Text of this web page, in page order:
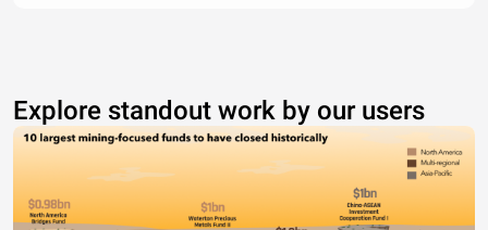
Explore standout work by our users